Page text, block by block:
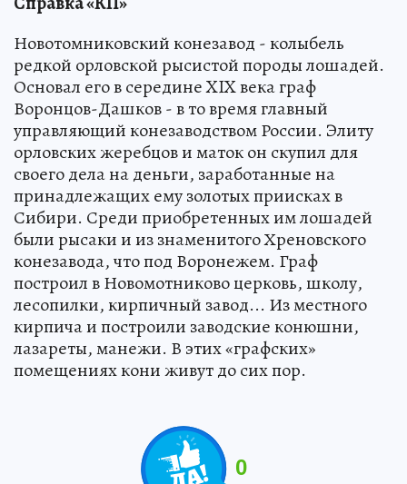
Новотомниковский конезавод - колыбель
редкой орловской рысистой породы лошадей.
Основал его в середине XIX века граф
Воронцов-Дашков - в то время главный
управляющий конезаводством России. Элиту
орловских жеребцов и маток он скупил для
своего дела на деньги, заработанные на
принадлежащих ему золотых приисках в
Сибири. Среди приобретенных им лошадей
были рысаки и из знаменитого Хреновского
конезавода, что под Воронежем. Граф
построил в Новомотниково церковь, школу,
лесопилки, кирпичный завод... Из местного
кирпича и построили заводские конюшни,
лазареты, манежи. В этих «графских»
помещениях кони живут до сих пор.
0